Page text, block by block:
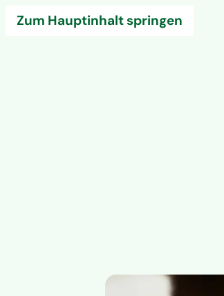
Zum Hauptinhalt springen